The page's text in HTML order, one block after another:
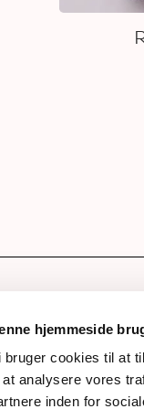
hjemmeside
bruger cookies til at
at analysere vores
inden for